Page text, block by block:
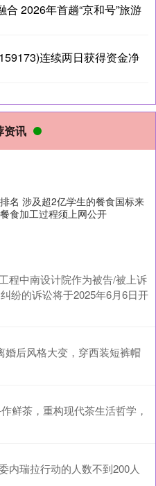
2026年首趟“京和号”旅游
连续两日获得资金净
资讯
名 涉及超2亿学生的餐食国标来
食加工过程须上网公开
程中南设计院作为被告/被上诉
纷的诉讼将于2025年6月6日开
婚后风格大变，穿西装短裤帽
鲜茶，重构现代茶生活哲学，
内瑞拉行动的人数不到200人